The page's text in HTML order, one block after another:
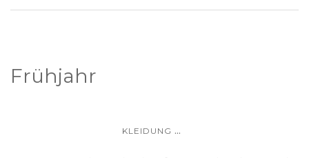
Frühjahr
KLEIDUNG ...